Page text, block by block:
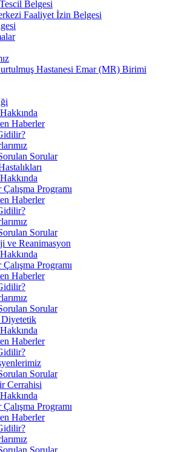
Belgesi
Faaliyet İzin Belgesi
Hastanesi Emar (MR) Birimi
Haberler
Sorular
Programı
Haberler
Sorular
ve Reanimasyon
Programı
Haberler
Sorular
Diyetetik
Haberler
Sorular
Cerrahisi
Programı
Haberler
Sorular